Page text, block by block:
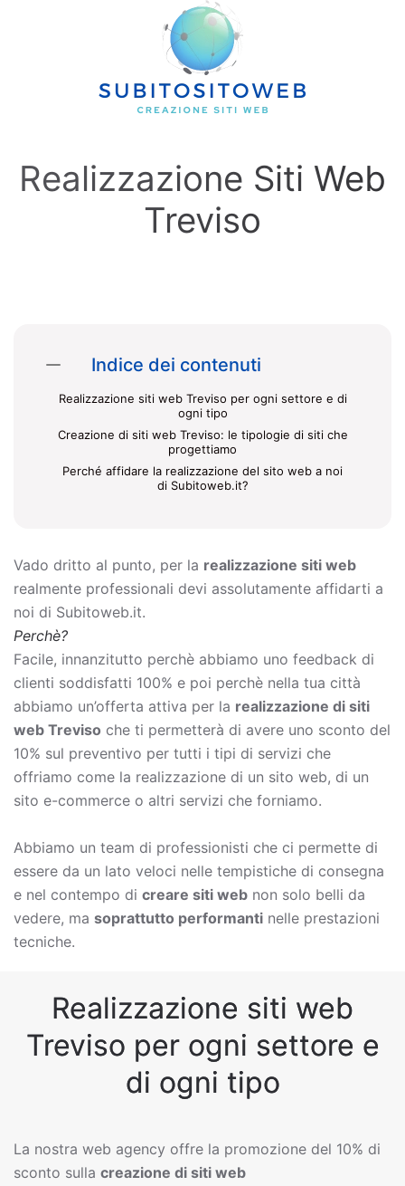
Skip to main content
Realizzazione Siti Web
Treviso
Indice dei contenuti
Realizzazione siti web Treviso per ogni settore e di
ogni tipo
Creazione di siti web Treviso: le tipologie di siti che
progettiamo
Perché affidare la realizzazione del sito web a noi
di Subitoweb.it?
Vado dritto al punto, per la realizzazione siti web
realmente professionali devi assolutamente affidarti a
noi di Subitoweb.it.
Perchè?
Facile, innanzitutto perchè abbiamo uno feedback di
clienti soddisfatti 100% e poi perchè nella tua città
abbiamo un’offerta attiva per la realizzazione di siti
web Treviso che ti permetterà di avere uno sconto del
10% sul preventivo per tutti i tipi di servizi che
offriamo come la realizzazione di un sito web, di un
sito e-commerce o altri servizi che forniamo.
Abbiamo un team di professionisti che ci permette di
essere da un lato veloci nelle tempistiche di consegna
e nel contempo di creare siti web non solo belli da
vedere, ma soprattutto performanti nelle prestazioni
tecniche.
Realizzazione siti web
Treviso per ogni settore e
di ogni tipo
La nostra web agency offre la promozione del 10% di
sconto sulla creazione di siti web